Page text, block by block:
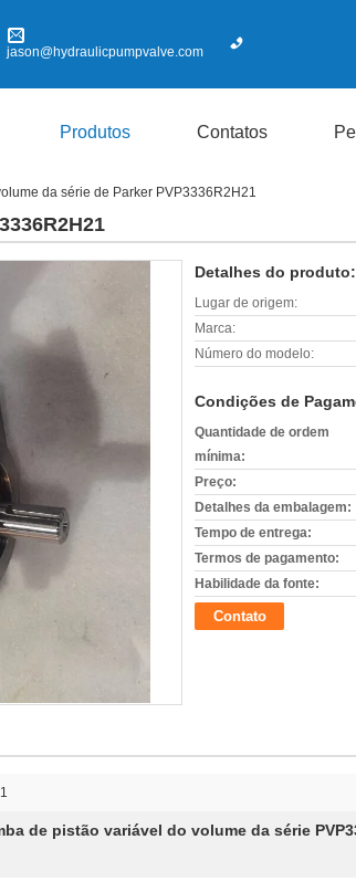
jason@hydraulicpumpvalve.com
Produtos Contatos
da série de Parker PVP3336R2H21
Detalhes do produto:
Lugar de origem:
Marca:
Número do modelo:
Condições de
Quantidade de ordem
mínima:
Preço:
Detalhes da embalagem:
Tempo de entrega:
Termos de pagamento:
Habilidade da fonte:
Contato
de pistão variável do volume da série